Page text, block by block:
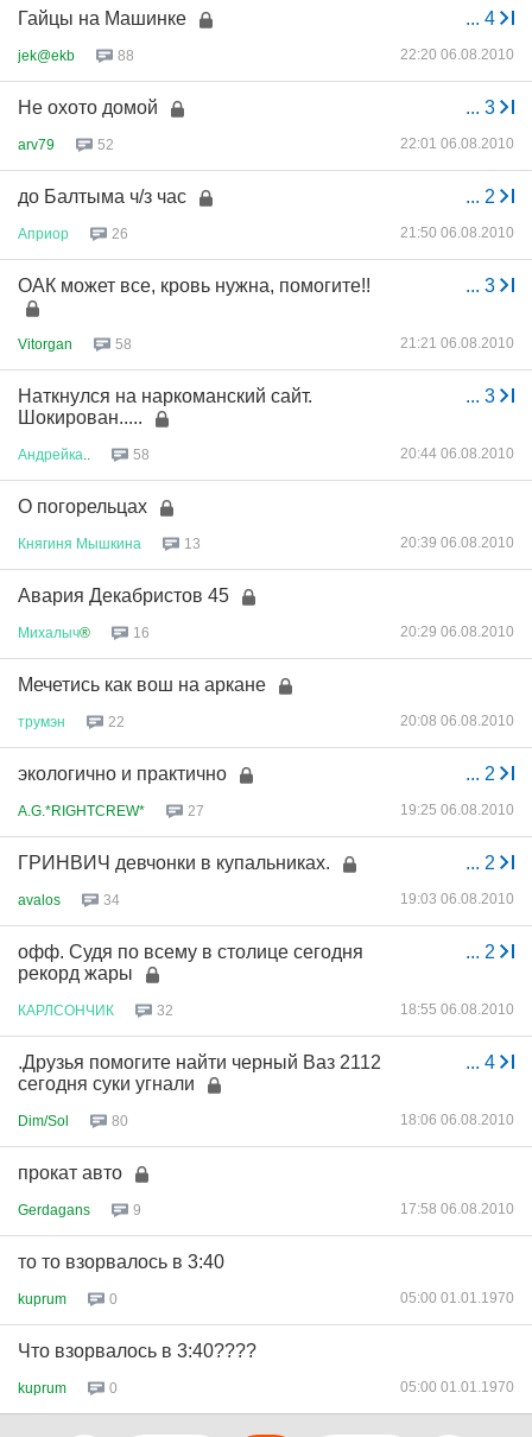
... 4
Гайцы на Машинке
jek@ekb 88 22:20 06.08.2010
... 3
Не охото домой
arv79 52 22:01 06.08.2010
... 2
до Балтыма ч/з час
Априор 26 21:50 06.08.2010
... 3
ОАК может все, кровь нужна, помогите!!
Vitorgan 58 21:21 06.08.2010
... 3
Наткнулся на наркоманский сайт.
Шокирован.....
Андрейка 58 20:44 06.08.2010
О погорельцах
Княгиня Мышкина 13 20:39 06.08.2010
Авария Декабристов 45
Михалыч® 16 20:29 06.08.2010
Мечетись как вош на аркане
трумэн 22 20:08 06.08.2010
... 2
экологично и практично
A.G.*RIGHTCREW* 27 19:25 06.08.2010
... 2
ГРИНВИЧ девчонки в купальниках.
avalos 34 19:03 06.08.2010
... 2
офф. Судя по всему в столице сегодня
рекорд жары
КАРЛСОНЧИК 32 18:55 06.08.2010
... 4
.Друзья помогите найти черный Ваз 2112
сегодня суки угнали
Dim/Sol 80 18:06 06.08.2010
прокат авто
Gerdagans 9 17:58 06.08.2010
то то взорвалось в 3:40
kuprum 0 05:00 01.01.1970
Что взорвалось в 3:40????
kuprum 0 05:00 01.01.1970